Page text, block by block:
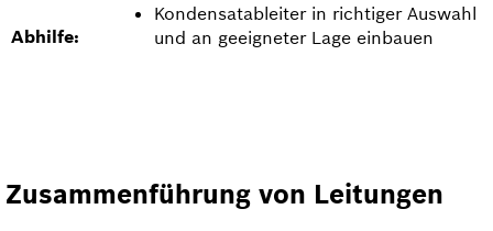
Abhilfe:
Kondensatableiter in richtiger Auswahl
und an geeigneter Lage einbauen
Zusammenführung von Leitungen